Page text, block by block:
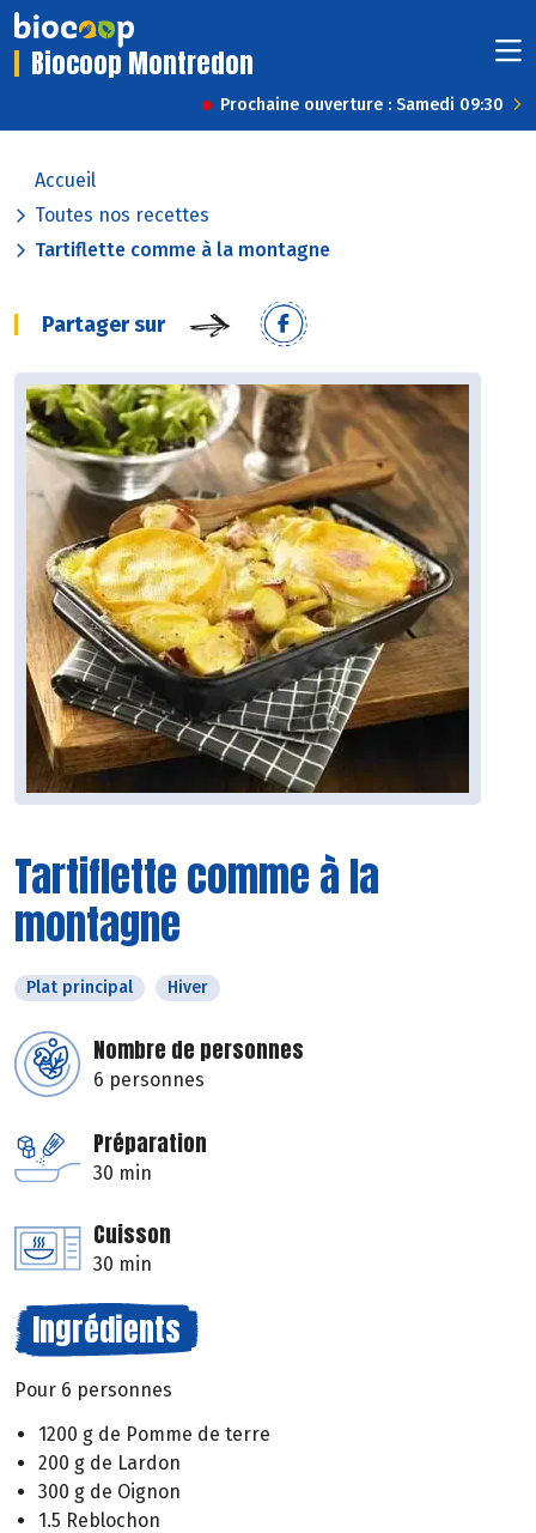
Biocoop Montredon
Prochaine ouverture : Samedi 09:30
Accueil
Toutes nos recettes
Tartiflette comme à la montagne
Partager sur
Tartiflette comme à la
montagne
Plat principal Hiver
Nombre de personnes
6 personnes
Préparation
30 min
Cuisson
30 min
Ingrédients
Pour 6 personnes
1200 g de Pomme de terre
200 g de Lardon
300 g de Oignon
1.5 Reblochon